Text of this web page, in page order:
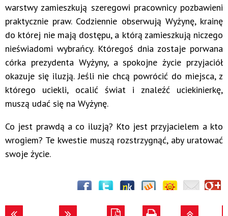
warstwy zamieszkują szeregowi pracownicy pozbawieni
praktycznie praw. Codziennie obserwują Wyżynę, krainę
do której nie mają dostępu, a którą zamieszkują niczego
nieświadomi wybrańcy. Któregoś dnia zostaje porwana
córka prezydenta Wyżyny, a spokojne życie przyjaciół
okazuje się iluzją. Jeśli nie chcą powrócić do miejsca, z
którego uciekli, ocalić świat i znaleźć uciekinierkę,
muszą udać się na Wyżynę.
Co jest prawdą a co iluzją? Kto jest przyjacielem a kto
wrogiem? Te kwestie muszą rozstrzygnąć, aby uratować
swoje życie.